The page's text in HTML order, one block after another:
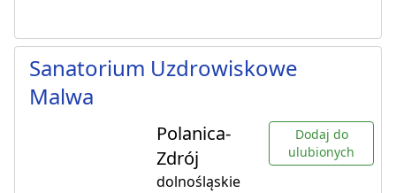
Sanatorium Uzdrowiskowe
Malwa
Polanica-
Zdrój
dolnośląskie
Dodaj do
ulubionych